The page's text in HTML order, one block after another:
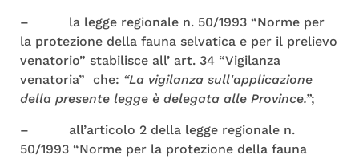
– la legge regionale n. 50/1993 “Norme per
la protezione della fauna selvatica e per il prelievo
venatorio” stabilisce all’ art. 34 “Vigilanza
venatoria” che: “La vigilanza sull'applicazione
della presente legge è delegata alle Province.”;
– all’articolo 2 della legge regionale n.
50/1993 “Norme per la protezione della fauna